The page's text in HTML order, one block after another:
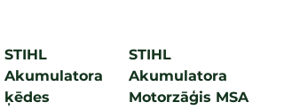
STIHL
Akumulatora
ķēdes
STIHL
Akumulatora
Motorzāģis MSA